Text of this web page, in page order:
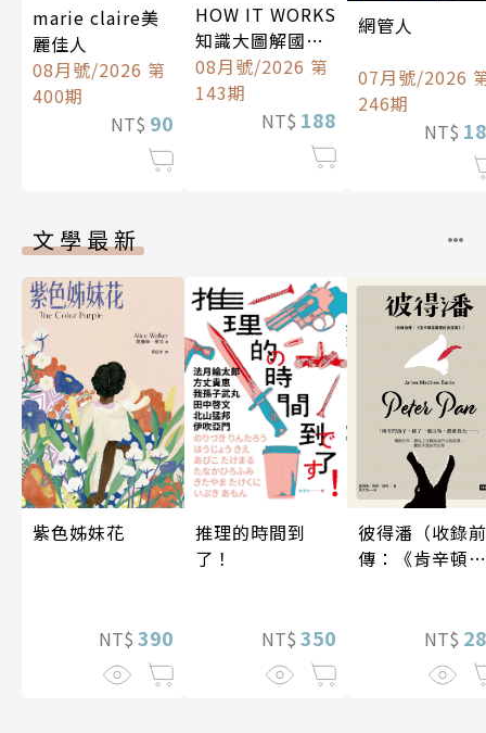
marie claire美
麗佳人
08月號/2026 第
400期
NT$ 90
HOW IT WORKS
知識大圖解國際
中文版
08月號/2026 第
143期
NT$ 188
網管人
07月號/2026
246期
NT$
文學最新
紫色姊妹花
NT$ 390
推理的時間到
了！
NT$ 350
彼得潘（收錄前
傳：《肯辛頓花
NT$